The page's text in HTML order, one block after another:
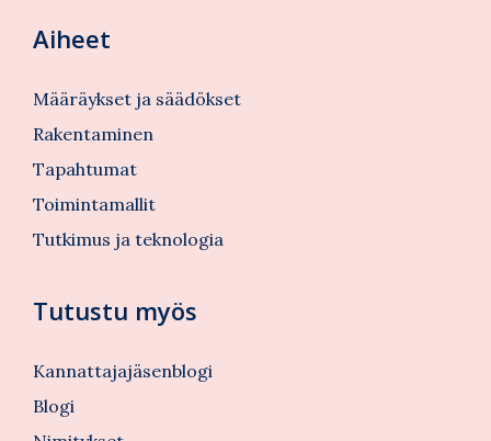
Aiheet
Määräykset ja säädökset
Rakentaminen
Tapahtumat
Toimintamallit
Tutkimus ja teknologia
Tutustu myös
Kannattajajäsenblogi
Blogi